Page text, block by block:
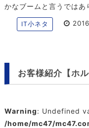
かなブームと言うでは
IT小ネタ
お客様紹介【ホ
Warning: Undefined
/home/mc47/